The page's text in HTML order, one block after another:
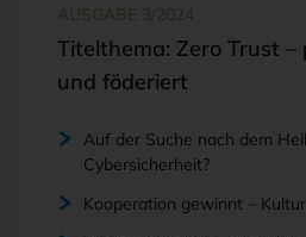
Titelthema: Zero Trust
und föderiert
Auf der Suche nach dem
Cybersicherheit?
Kooperation gewinnt –